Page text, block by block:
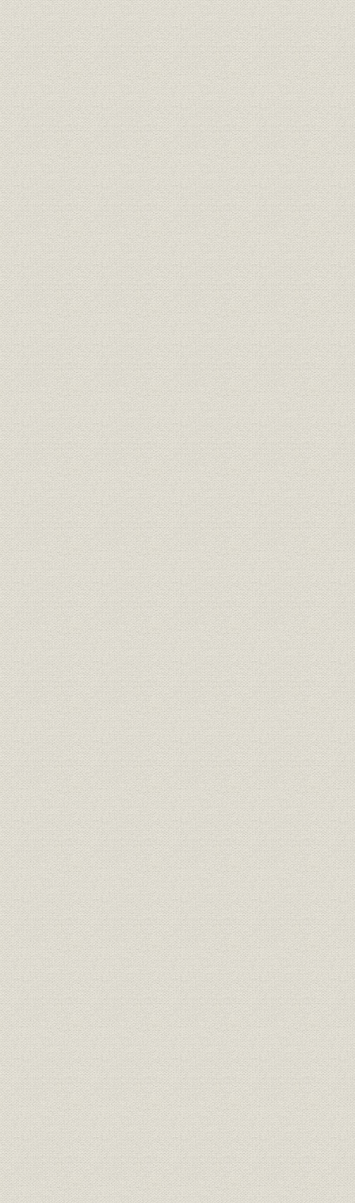
年表
本書背並に扉題字 各務社長筆
巻頭写真
一、 現本店
一、 現任役員諸氏
一、 前任役員諸氏
挿入写真
一、 明治十五年十月十三日共同運輸会社発起人等創立規約及び定款
務大輔演説の自筆草稿
一、 日清戦役の功に依り叙勲の恩命を拝せる当社社長・其他諸氏
一、 日光丸の一等食堂・喫煙室・日本間
一、 第二東洋汽船会社合併記念撮影(合併斡旋者並に当社と東洋汽船
一、 氷川丸の読書室、日枝丸のキャビン・クラス客室、平安丸の喫
一、 照国丸の一等船客食堂・読書室、靖国丸の一等客室
一、 昭和六年四月六日当社会議室に於て郵商協定調印後の乾杯
一、 秩父丸の縦断面図
一、 {浅間丸の遊歩甲板、エントランス・ホール、児童遊技室 秩父丸
一、 浅間丸のプール、秩父丸の日本間、龍田丸の特別室居間
一、 浅間丸の一等食堂・社交室
航路図並に図表
一、 {当社各航路開廃図表(近海) 当社各航路開廃国表(遠洋)}
一、 当社近海航路沿革図
一、 当社遠洋航路沿革図
一、 {当社創業五十年間累年収入運賃比較表 当社創業五十年間累年運
人数比較表}
一、 当社創業五十年間累年総収入金・総支出金・及び差引利益金比
一、 当社創業五十年間累年収益率・配当率比較表
一、 当社創業五十年間累年公称資本金・払込資本金比較表
一、 昭和九年十月現在府県別株式分布図
一、 当社創業五十年間累年土地・建物原価比較表
一、 当社現在経営の各航路に対する補助の変遷図表
一、 {当社創業五十年間累年所有船舶平均噸数比較表 当社創業五十年
計噸数比較表}
一、 当社創業五十年間累年陸海使用人敷比較表